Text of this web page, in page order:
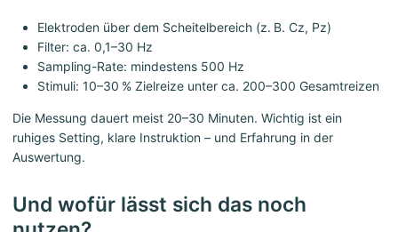
Elektroden über dem Scheitelbereich (z. B. Cz, Pz)
Filter: ca. 0,1–30 Hz
Sampling-Rate: mindestens 500 Hz
Stimuli: 10–30 % Zielreize unter ca. 200–300 Gesamtreizen
Die Messung dauert meist 20–30 Minuten. Wichtig ist ein
ruhiges Setting, klare Instruktion – und Erfahrung in der
Auswertung.
Und wofür lässt sich das noch